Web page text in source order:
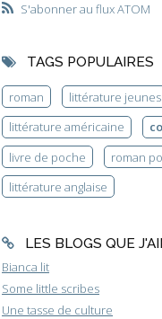
S'abonner au flux ATOM
TAGS POPULAIRES
roman littérature
littérature américaine
livre de poche
roman
littérature anglaise
LES BLOGS QUE
Bianca lit
Some little scribes
Une tasse de culture